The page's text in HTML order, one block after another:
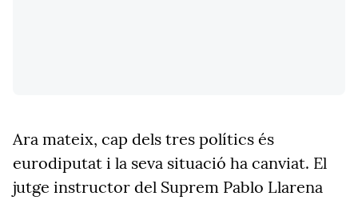
Ara mateix, cap dels tres polítics és
eurodiputat i la seva situació ha canviat. El
jutge instructor del Suprem Pablo Llarena